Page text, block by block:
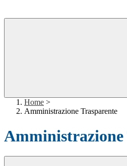
Home >
Amministrazione Trasparente
Amministrazione